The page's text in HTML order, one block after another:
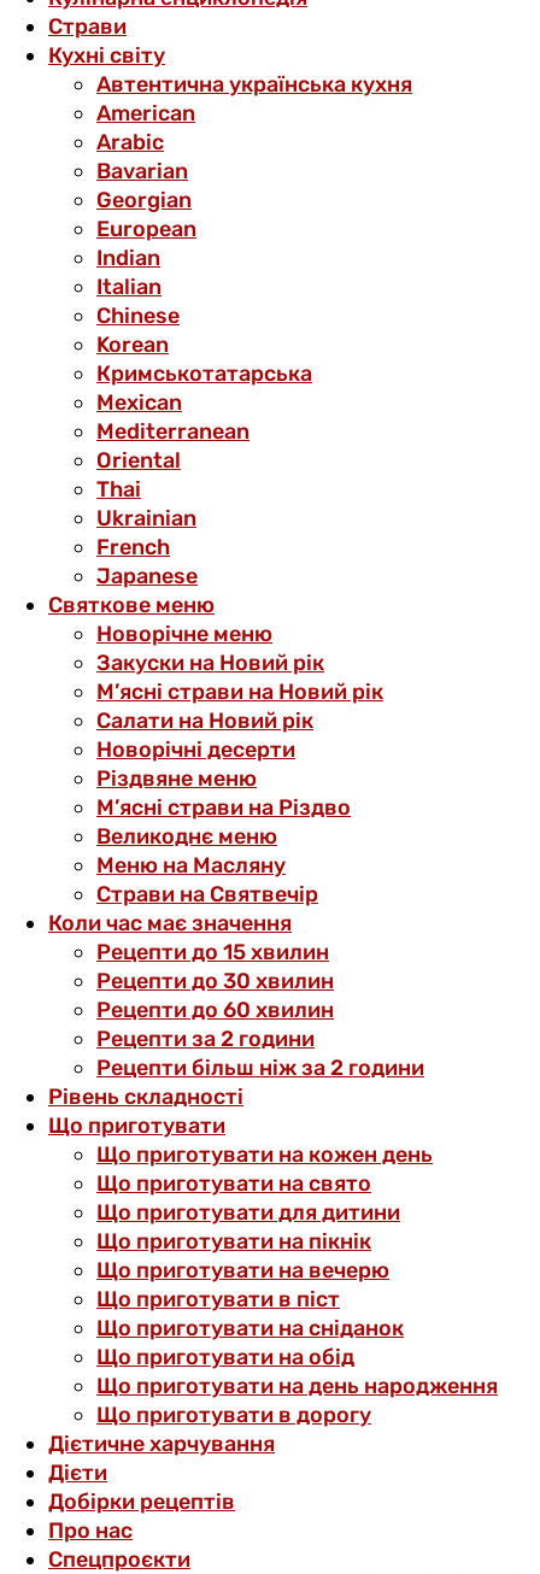
Страви
Кухні світу
Автентична українська кухня
American
Arabic
Bavarian
Georgian
European
Indian
Italian
Chinese
Korean
Кримськотатарська
Mexican
Mediterranean
Oriental
Thai
Ukrainian
French
Japanese
Святкове меню
Новорічне меню
Закуски на Новий рік
М’ясні страви на Новий рік
Салати на Новий рік
Новорічні десерти
Різдвяне меню
М’ясні страви на Різдво
Великоднє меню
Меню на Масляну
Страви на Святвечір
Коли час має значення
Рецепти до 15 хвилин
Рецепти до 30 хвилин
Рецепти до 60 хвилин
Рецепти за 2 години
Рецепти більш ніж за 2 години
Рівень складності
Що приготувати
Що приготувати на кожен день
Що приготувати на свято
Що приготувати для дитини
Що приготувати на пікнік
Що приготувати на вечерю
Що приготувати в піст
Що приготувати на сніданок
Що приготувати на обід
Що приготувати на день народження
Що приготувати в дорогу
Дієтичне харчування
Дієти
Добірки рецептів
Про нас
Спецпроєкти